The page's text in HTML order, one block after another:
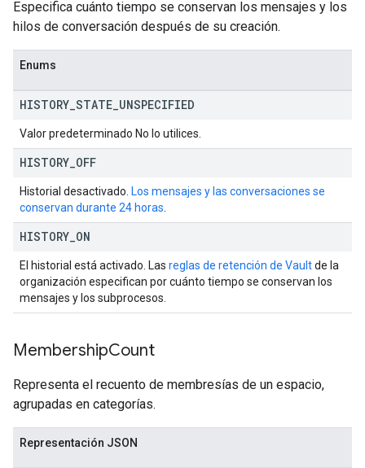
Especifica cuánto tiempo se conservan los mensajes y los
hilos de conversación después de su creación.
Enums
HISTORY STATE UNSPECIFIED
Valor predeterminado No lo utilices.
HISTORY OFF
Historial desactivado. Los mensajes y las conversaciones se
conservan durante 24 horas
HISTORY ON
El historial está activado. Las reglas de retención de Vaultde la
organización especifican por cuánto tiempo se conservan los
mensajes y los subprocesos.
MembershipCount
Representa el recuento de membresías de un espacio,
agrupadas en categorías.
Representación JSON